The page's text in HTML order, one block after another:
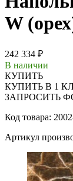
W
242 334 ₽
В наличии
КУПИТЬ
КУПИТЬ В 1
ЗАПРОСИТЬ
Код товара:
Артикул